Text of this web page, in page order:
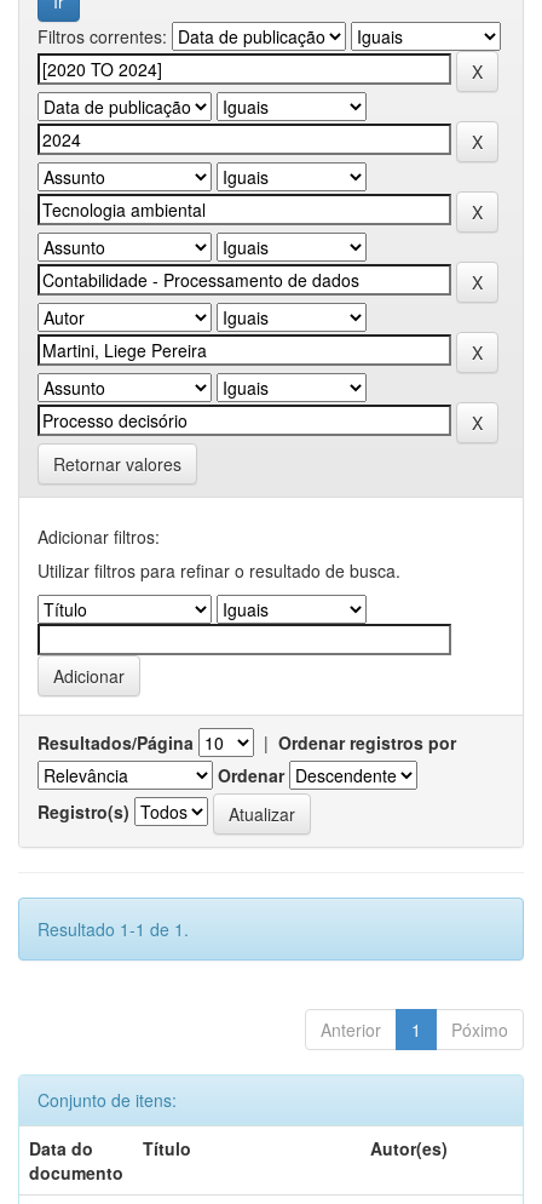
Filtros correntes:
Retornar valores
Adicionar filtros:
Utilizar filtros para refinar o resultado de busca.
Resultados/Página | Ordenar registros por
Ordenar
Registro(s)
Resultado 1-1 de 1.
Anterior 1 Póximo
Conjunto de itens:
Data do
documento
Título Autor(es)